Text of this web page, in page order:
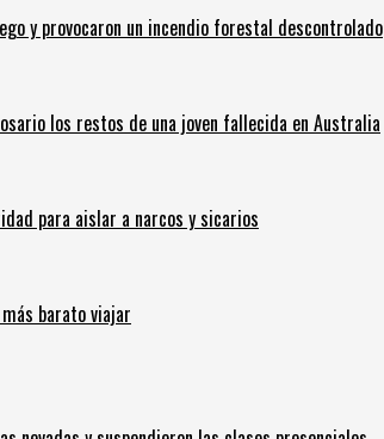
y provocaron un incendio forestal descontrolado
los restos de una joven fallecida en Australia
para aislar a narcos y sicarios
barato viajar